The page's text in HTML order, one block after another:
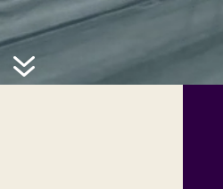
7